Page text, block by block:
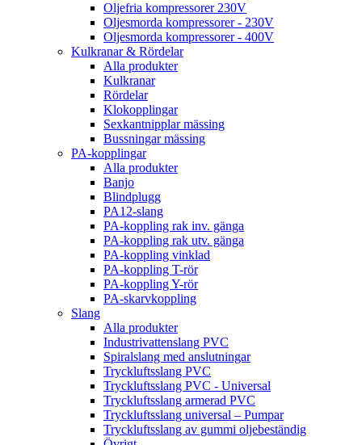
Oljefria kompressorer 230V
Oljesmorda kompressorer - 230V
Oljesmorda kompressorer - 400V
Kulkranar & Rördelar
Alla produkter
Kulkranar
Rördelar
Klokopplingar
Sexkantnipplar mässing
Bussningar mässing
PA-kopplingar
Alla produkter
Banjo
Blindplugg
PA12-slang
PA-koppling rak inv. gänga
PA-koppling rak utv. gänga
PA-koppling vinklad
PA-koppling T-rör
PA-koppling Y-rör
PA-skarvkoppling
Slang
Alla produkter
Industrivattenslang PVC
Spiralslang med anslutningar
Tryckluftsslang PVC
Tryckluftsslang PVC - Universal
Tryckluftsslang armerad PVC
Tryckluftsslang universal – Pumpar
Tryckluftsslang av gummi oljebeständig